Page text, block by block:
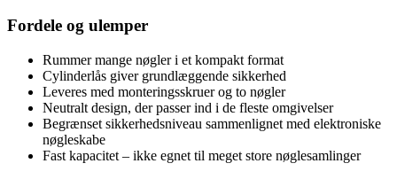
Fordele og ulemper
Rummer mange nøgler i et kompakt format
Cylinderlås giver grundlæggende sikkerhed
Leveres med monteringsskruer og to nøgler
Neutralt design, der passer ind i de fleste omgivelser
Begrænset sikkerhedsniveau sammenlignet med elektroniske
nøgleskabe
Fast kapacitet – ikke egnet til meget store nøglesamlinger